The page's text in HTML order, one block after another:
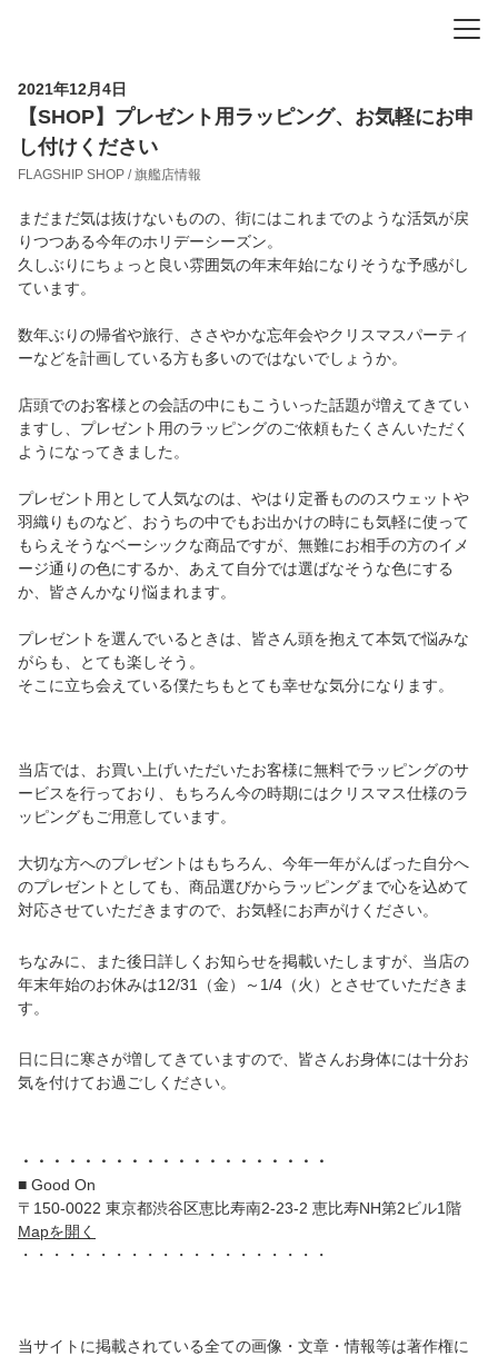
2021年12月4日
【SHOP】プレゼント用ラッピング、お気軽にお申
し付けください
FLAGSHIP SHOP / 旗艦店情報
まだまだ気は抜けないものの、街にはこれまでのような活気が戻
りつつある今年のホリデーシーズン。
久しぶりにちょっと良い雰囲気の年末年始になりそうな予感がし
ています。
数年ぶりの帰省や旅行、ささやかな忘年会やクリスマスパーティ
ーなどを計画している方も多いのではないでしょうか。
店頭でのお客様との会話の中にもこういった話題が増えてきてい
ますし、プレゼント用のラッピングのご依頼もたくさんいただく
ようになってきました。
プレゼント用として人気なのは、やはり定番もののスウェットや
羽織りものなど、おうちの中でもお出かけの時にも気軽に使って
もらえそうなベーシックな商品ですが、無難にお相手の方のイメ
ージ通りの色にするか、あえて自分では選ばなそうな色にする
か、皆さんかなり悩まれます。
プレゼントを選んでいるときは、皆さん頭を抱えて本気で悩みな
がらも、とても楽しそう。
そこに立ち会えている僕たちもとても幸せな気分になります。
当店では、お買い上げいただいたお客様に無料でラッピングのサ
ービスを行っており、もちろん今の時期にはクリスマス仕様のラ
ッピングもご用意しています。
大切な方へのプレゼントはもちろん、今年一年がんばった自分へ
のプレゼントとしても、商品選びからラッピングまで心を込めて
対応させていただきますので、お気軽にお声がけください。
ちなみに、また後日詳しくお知らせを掲載いたしますが、当店の
年末年始のお休みは12/31（金）～1/4（火）とさせていただきま
す。
日に日に寒さが増してきていますので、皆さんお身体には十分お
気を付けてお過ごしください。
・・・・・・・・・・・・・・・・・・・・
■ Good On
〒150-0022 東京都渋谷区恵比寿南2-23-2 恵比寿NH第2ビル1階
Mapを開く
・・・・・・・・・・・・・・・・・・・・
当サイトに掲載されている全ての画像・文章・情報等は著作権に